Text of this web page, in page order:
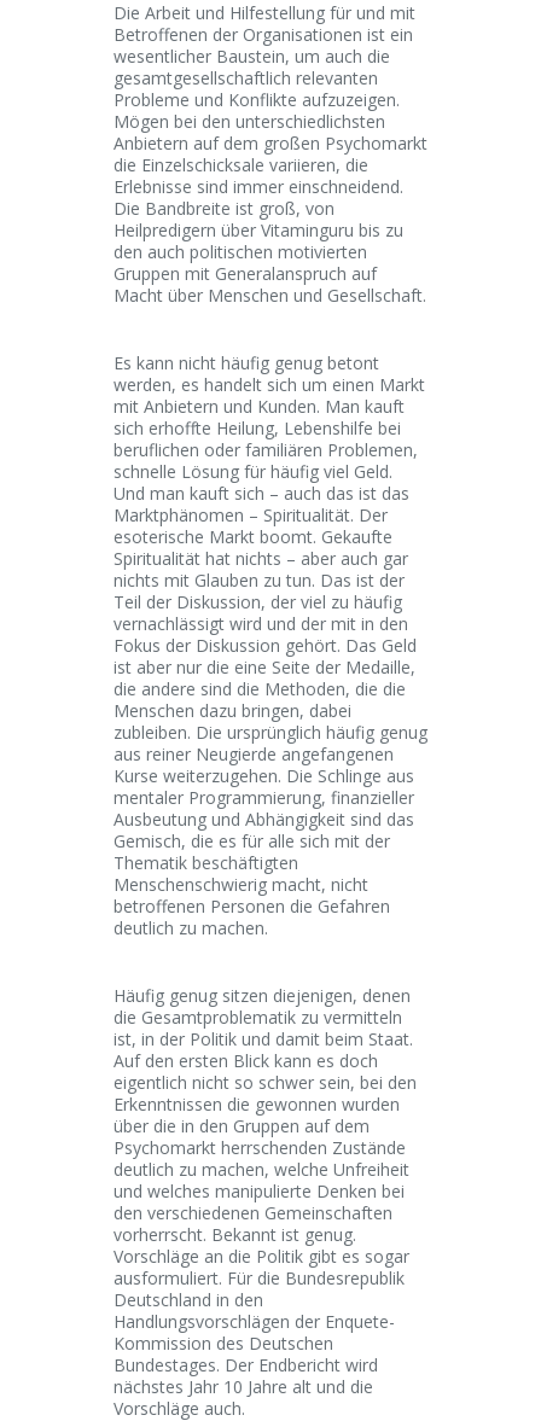
Die Arbeit und Hilfestellung für und mit
Betroffenen der Organisationen ist ein
wesentlicher Baustein, um auch die
gesamtgesellschaftlich relevanten
Probleme und Konflikte aufzuzeigen.
Mögen bei den unterschiedlichsten
Anbietern auf dem großen Psychomarkt
die Einzelschicksale variieren, die
Erlebnisse sind immer einschneidend.
Die Bandbreite ist groß, von
Heilpredigern über Vitaminguru bis zu
den auch politischen motivierten
Gruppen mit Generalanspruch auf
Macht über Menschen und Gesellschaft.
Es kann nicht häufig genug betont
werden, es handelt sich um einen Markt
mit Anbietern und Kunden. Man kauft
sich erhoffte Heilung, Lebenshilfe bei
beruflichen oder familiären Problemen,
schnelle Lösung für häufig viel Geld.
Und man kauft sich – auch das ist das
Marktphänomen – Spiritualität. Der
esoterische Markt boomt. Gekaufte
Spiritualität hat nichts – aber auch gar
nichts mit Glauben zu tun. Das ist der
Teil der Diskussion, der viel zu häufig
vernachlässigt wird und der mit in den
Fokus der Diskussion gehört. Das Geld
ist aber nur die eine Seite der Medaille,
die andere sind die Methoden, die die
Menschen dazu bringen, dabei
zubleiben. Die ursprünglich häufig genug
aus reiner Neugierde angefangenen
Kurse weiterzugehen. Die Schlinge aus
mentaler Programmierung, finanzieller
Ausbeutung und Abhängigkeit sind das
Gemisch, die es für alle sich mit der
Thematik beschäftigten
Menschenschwierig macht, nicht
betroffenen Personen die Gefahren
deutlich zu machen.
Häufig genug sitzen diejenigen, denen
die Gesamtproblematik zu vermitteln
ist, in der Politik und damit beim Staat.
Auf den ersten Blick kann es doch
eigentlich nicht so schwer sein, bei den
Erkenntnissen die gewonnen wurden
über die in den Gruppen auf dem
Psychomarkt herrschenden Zustände
deutlich zu machen, welche Unfreiheit
und welches manipulierte Denken bei
den verschiedenen Gemeinschaften
vorherrscht. Bekannt ist genug.
Vorschläge an die Politik gibt es sogar
ausformuliert. Für die Bundesrepublik
Deutschland in den
Handlungsvorschlägen der Enquete-
Kommission des Deutschen
Bundestages. Der Endbericht wird
nächstes Jahr 10 Jahre alt und die
Vorschläge auch.